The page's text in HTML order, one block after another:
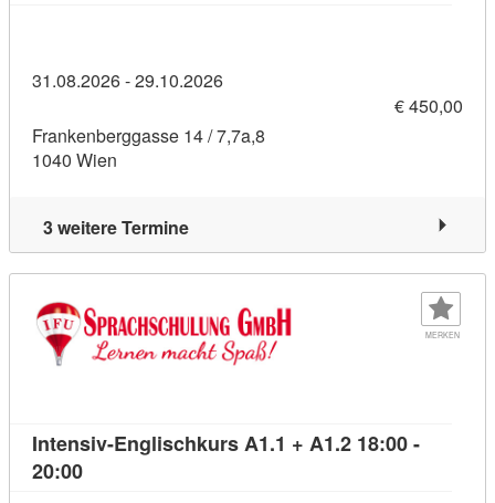
31.08.2026 - 29.10.2026
€ 450,00
Frankenberggasse 14 / 7,7a,8
1040 Wien
3 weitere Termine
MERKEN
Intensiv-Englischkurs A1.1 + A1.2 18:00 -
20:00Kursdetail: Intensiv-Englischkurs A1.1 + A1.2